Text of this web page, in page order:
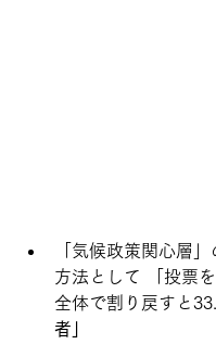
「気候政策関心層
方法として 「投票
全体で割り戻すと
者」